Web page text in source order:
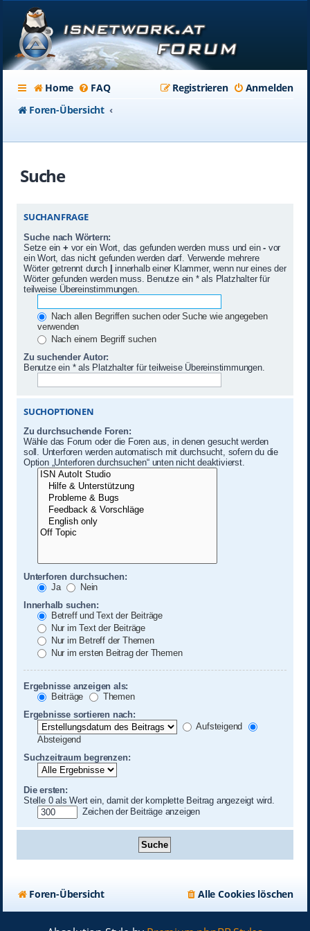
Home FAQ Anmelden
Registrieren
Foren-Übersicht
Suche
SUCHANFRAGE
Suche nach Wörtern:
Setze ein + vor ein Wort, das gefunden werden muss und ein-vor
ein Wort, das nicht gefunden werden darf. Verwende mehrere
Wörter getrennt durch | innerhalb einer Klammer, wenn nur eines der
Wörter gefunden werden muss. Benutze ein * als Platzhalter für
teilweise Übereinstimmungen.
Nach allen Begriffen suchen oder Suche wie angegeben
verwenden
Nach einem Begriff suchen
Zu suchender Autor:
Benutze ein * als Platzhalter für teilweise Übereinstimmungen.
SUCHOPTIONEN
Zu durchsuchende Foren:
Wähle das Forum oder die Foren aus, in denen gesucht werden
soll. Unterforen werden automatisch mit durchsucht, sofern du die
Option „Unterforen durchsuchen“ unten nicht deaktivierst.
Unterforen durchsuchen:
Ja
Nein
Innerhalb suchen:
Betreff und Text der Beiträge
Nur im Text der Beiträge
Nur im Betreff der Themen
Nur im ersten Beitrag der Themen
Ergebnisse anzeigen als:
Beiträge
Themen
Ergebnisse sortieren nach:
Aufsteigend
Absteigend
Suchzeitraum begrenzen:
Die ersten:
Stelle 0 als Wert ein, damit der komplette Beitrag angezeigt wird.
Zeichen der Beiträge anzeigen
Foren-Übersicht Alle Cookies löschen